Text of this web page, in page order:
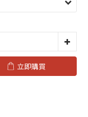
立即購買